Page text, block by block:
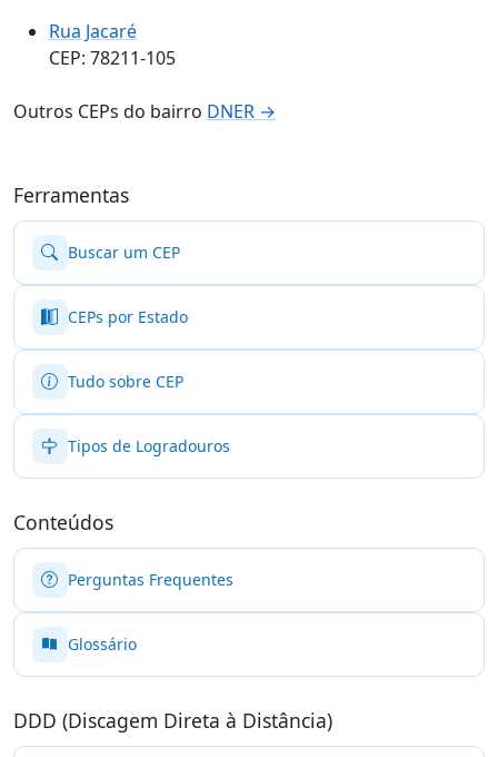
Rua Jacaré
CEP: 78211-105
Outros CEPs do bairro DNER →
Ferramentas
Buscar um CEP
CEPs por Estado
Tudo sobre CEP
Tipos de Logradouros
Conteúdos
Perguntas Frequentes
Glossário
DDD (Discagem Direta à Distância)